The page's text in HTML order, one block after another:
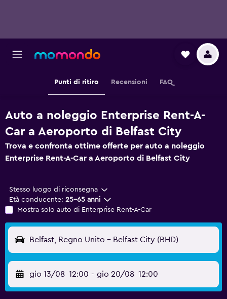
Punti di ritiro Recensioni FAQ
Auto a noleggio Enterprise Rent-A-
Car a Aeroporto di Belfast City
Trova e confronta ottime offerte per auto a noleggio
Enterprise Rent-A-Car a Aeroporto di Belfast City
Stesso luogo di riconsegna
Età conducente: 25-65 anni
Mostra solo auto di Enterprise Rent-A-Car
Belfast, Regno Unito - Belfast City (BHD)
gio 13/08 12:00 - gio 20/08 12:00